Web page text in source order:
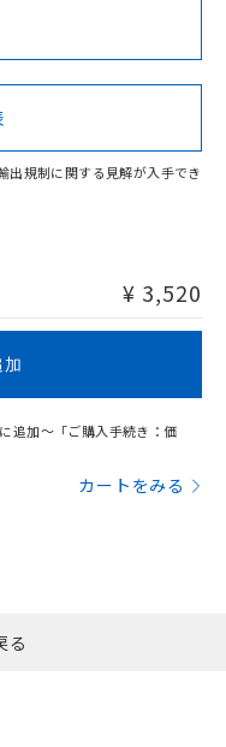
Cd Cr(VI)
あります。
出規制に関する見解が入手でき
¥ 3,520
加
追加～「ご購入手続き：価
カートをみる
る